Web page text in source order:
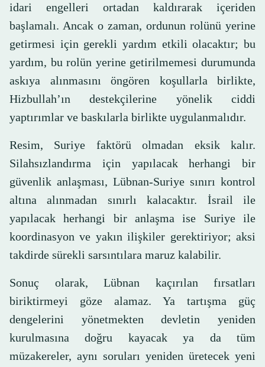
idari engelleri ortadan kaldırarak içeriden
başlamalı. Ancak o zaman, ordunun rolünü yerine
getirmesi için gerekli yardım etkili olacaktır; bu
yardım, bu rolün yerine getirilmemesi durumunda
askıya alınmasını öngören koşullarla birlikte,
Hizbullah’ın destekçilerine yönelik ciddi
yaptırımlar ve baskılarla birlikte uygulanmalıdır.
Resim, Suriye faktörü olmadan eksik kalır.
Silahsızlandırma için yapılacak herhangi bir
güvenlik anlaşması, Lübnan-Suriye sınırı kontrol
altına alınmadan sınırlı kalacaktır. İsrail ile
yapılacak herhangi bir anlaşma ise Suriye ile
koordinasyon ve yakın ilişkiler gerektiriyor; aksi
takdirde sürekli sarsıntılara maruz kalabilir.
Sonuç olarak, Lübnan kaçırılan fırsatları
biriktirmeyi göze alamaz. Ya tartışma güç
dengelerini yönetmekten devletin yeniden
kurulmasına doğru kayacak ya da tüm
müzakereler, aynı soruları yeniden üretecek yeni